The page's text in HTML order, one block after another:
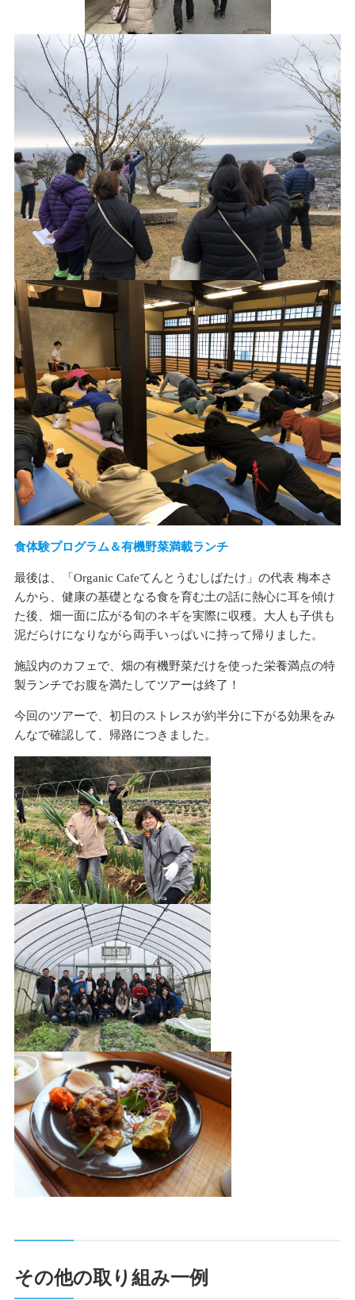
食体験プログラム＆有機野菜満載ランチ
最後は、「Organic Cafeてんとうむしばたけ」の代表 梅本さ
んから、健康の基礎となる食を育む土の話に熱心に耳を傾け
た後、畑一面に広がる旬のネギを実際に収穫。大人も子供も
泥だらけになりながら両手いっぱいに持って帰りました。
施設内のカフェで、畑の有機野菜だけを使った栄養満点の特
製ランチでお腹を満たしてツアーは終了！
今回のツアーで、初日のストレスが約半分に下がる効果をみ
んなで確認して、帰路につきました。
その他の取り組み一例